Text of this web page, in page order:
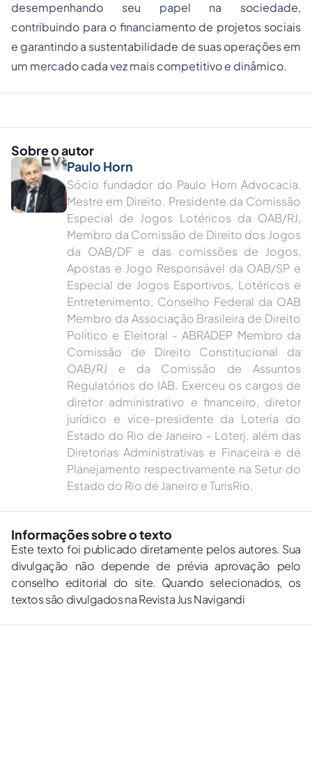
desempenhando seu papel na sociedade,
contribuindo para o financiamento de projetos sociais
e garantindo a sustentabilidade de suas operações em
um mercado cada vez mais competitivo e dinâmico.
Sobre o autor
Paulo Horn
Sócio fundador do Paulo Horn Advocacia.
Mestre em Direito. Presidente da Comissão
Especial de Jogos Lotéricos da OAB/RJ,
Membro da Comissão de Direito dos Jogos
da OAB/DF e das comissões de Jogos,
Apostas e Jogo Responsável da OAB/SP e
Especial de Jogos Esportivos, Lotéricos e
Entretenimento, Conselho Federal da OAB
Membro da Associação Brasileira de Direito
Político e Eleitoral - ABRADEP Membro da
Comissão de Direito Constitucional da
OAB/RJ e da Comissão de Assuntos
Regulatórios do IAB. Exerceu os cargos de
diretor administrativo e financeiro, diretor
jurídico e vice-presidente da Loteria do
Estado do Rio de Janeiro - Loterj, além das
Diretorias Administrativas e Finaceira e de
Planejamento respectivamente na Setur do
Estado do Rio de Janeiro e TurisRio.
Informações sobre o texto
Este texto foi publicado diretamente pelos autores. Sua
divulgação não depende de prévia aprovação pelo
conselho editorial do site. Quando selecionados, os
textos são divulgados na Revista Jus Navigandi